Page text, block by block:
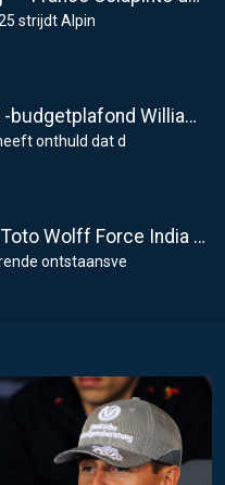
strijdt Alpin
James Vowles onthult hoe F1-budgetplafond Williams raakt bij modernisering faciliteiten
onthuld dat d
Otmar Szafnauer onthult hoe Toto Wolff Force India aan zijn beroemde roze F1-tijdperk hielp
ontstaansve